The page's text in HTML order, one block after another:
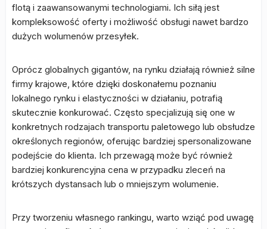
flotą i zaawansowanymi technologiami. Ich siłą jest
kompleksowość oferty i możliwość obsługi nawet bardzo
dużych wolumenów przesyłek.
Oprócz globalnych gigantów, na rynku działają również silne
firmy krajowe, które dzięki doskonałemu poznaniu
lokalnego rynku i elastyczności w działaniu, potrafią
skutecznie konkurować. Często specjalizują się one w
konkretnych rodzajach transportu paletowego lub obsłudze
określonych regionów, oferując bardziej spersonalizowane
podejście do klienta. Ich przewagą może być również
bardziej konkurencyjna cena w przypadku zleceń na
krótszych dystansach lub o mniejszym wolumenie.
Przy tworzeniu własnego rankingu, warto wziąć pod uwagę